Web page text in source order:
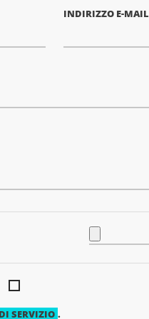
INDIRIZZO E-MAIL
SERVIZIO .